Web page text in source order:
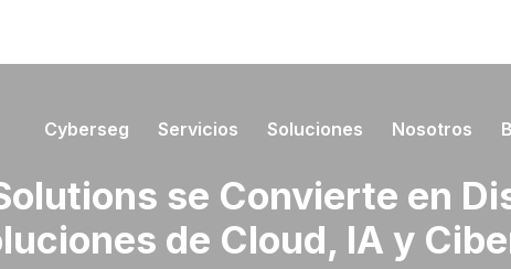
Cyberseg Servicios Soluciones Nosotros
se Convierte en
de Cloud, IA y